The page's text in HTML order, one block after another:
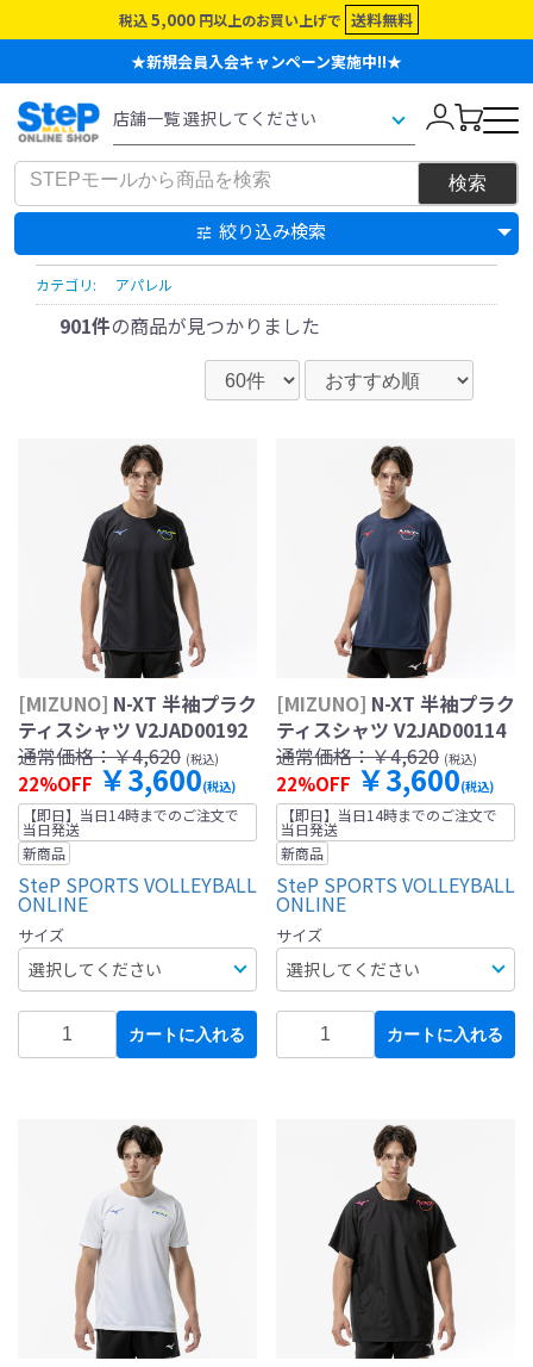
税込 5,000 円以上のお買い上げで 送料無料
★新規会員入会キャンペーン実施中!!★
絞り込み検索
カテゴリ: アパレル
901件の商品が見つかりました
[MIZUNO] N-XT 半袖プラク
ティスシャツ V2JAD00192
通常価格：￥4,620 (税込)
22%OFF ￥3,600(税込)
【即日】当日14時までのご注文で
当日発送
新商品
SteP SPORTS VOLLEYBALL
ONLINE
サイズ
カートに入れる
[MIZUNO] N-XT 半袖プラク
ティスシャツ V2JAD00114
通常価格：￥4,620 (税込)
22%OFF ￥3,600(税込)
【即日】当日14時までのご注文で
当日発送
新商品
SteP SPORTS VOLLEYBALL
ONLINE
サイズ
カートに入れる